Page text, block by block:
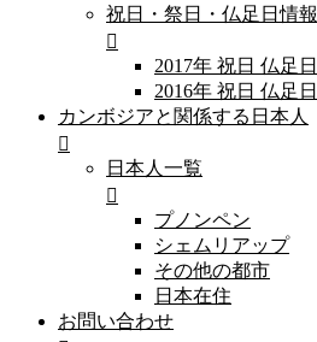
祝日・祭日・仏足日情報
2017年 祝日 仏足日
2016年 祝日 仏足日
カンボジアと関係する日本人
日本人一覧
プノンペン
シェムリアップ
その他の都市
日本在住
お問い合わせ